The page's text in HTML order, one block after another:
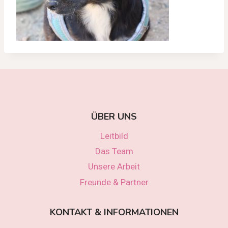
ÜBER UNS
Leitbild
Das Team
Unsere Arbeit
Freunde & Partner
KONTAKT & INFORMATIONEN